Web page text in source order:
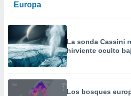
Europa
La sonda Cassini
hirviente oculto
Los bosques